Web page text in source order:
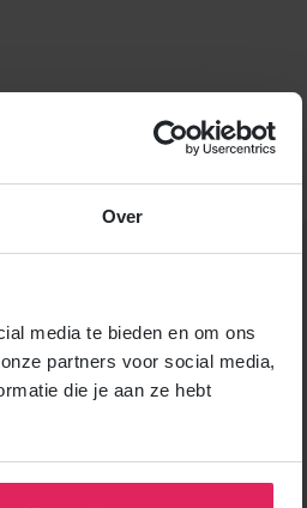
Over
media te bieden en om ons
partners voor social media,
die je aan ze hebt
gastouderbureau 4Kids?
voor ouders aan en